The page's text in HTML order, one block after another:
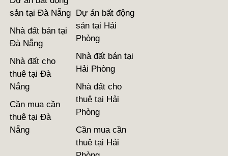
sản tại Đà Nẵng
Nhà đất bán tại
Đà Nẵng
Nhà đất cho
thuê tại Đà
Nẵng
Cần mua cần
thuê tại Đà
Nẵng
Dự án bất động
sản tại Hải
Phòng
Nhà đất bán tại
Hải Phòng
Nhà đất cho
thuê tại Hải
Phòng
Cần mua cần
thuê tại Hải